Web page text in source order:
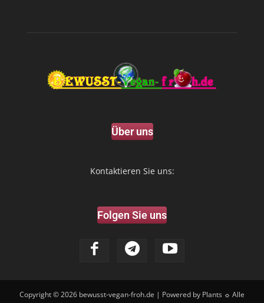
Über uns
Kontaktieren Sie uns:
Folgen Sie uns
Copyright © 2026 bewusst-vegan-froh.de | Powered by Plants ☼ Alle